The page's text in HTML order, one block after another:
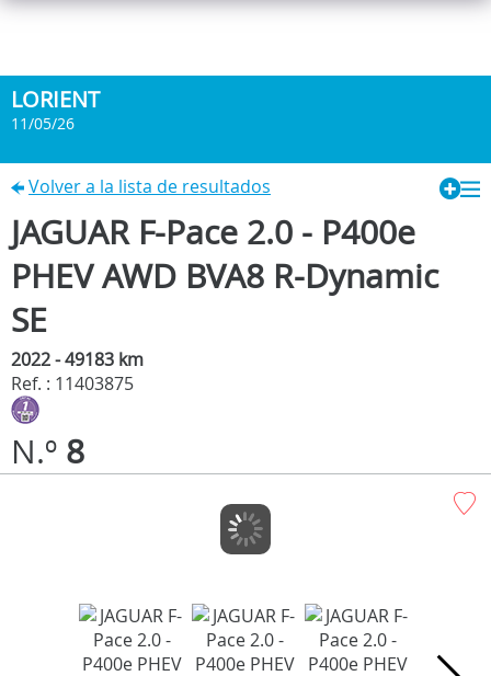
LORIENT
11/05/26
Volver a la lista de resultados
JAGUAR F-Pace 2.0 - P400e
PHEV AWD BVA8 R-Dynamic
SE
2022 - 49183 km
Ref. : 11403875
N.º 8